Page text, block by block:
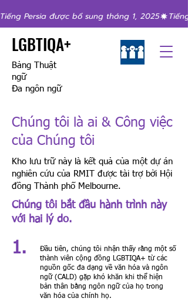
LGBTIQA+
Bảng Thuật
ngữ
Đa ngôn ngữ
Tiếng Persia được bổ sung tháng 1, 2025
Chúng tôi là ai & Công việc
của Chúng tôi
Kho lưu trữ này là kết quả của một dự án
nghiên cứu của RMIT được tài trợ bởi Hội
đồng Thành phố Melbourne.
Chúng tôi bắt đầu hành trình này
với hai lý do.
1.
Đầu tiên, chúng tôi nhận thấy rằng một số
thành viên cộng đồng LGBTIQA+ từ các
nguồn gốc đa dạng về văn hóa và ngôn
ngữ (CALD) gặp khó khăn khi thể hiện
bản thân bằng ngôn ngữ của họ trong
văn hóa của chính họ.